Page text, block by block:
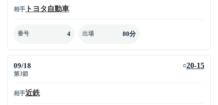
相手 トヨタ自動車
番号 4 出場 80分
09/18
第3節
○20-15
相手近鉄